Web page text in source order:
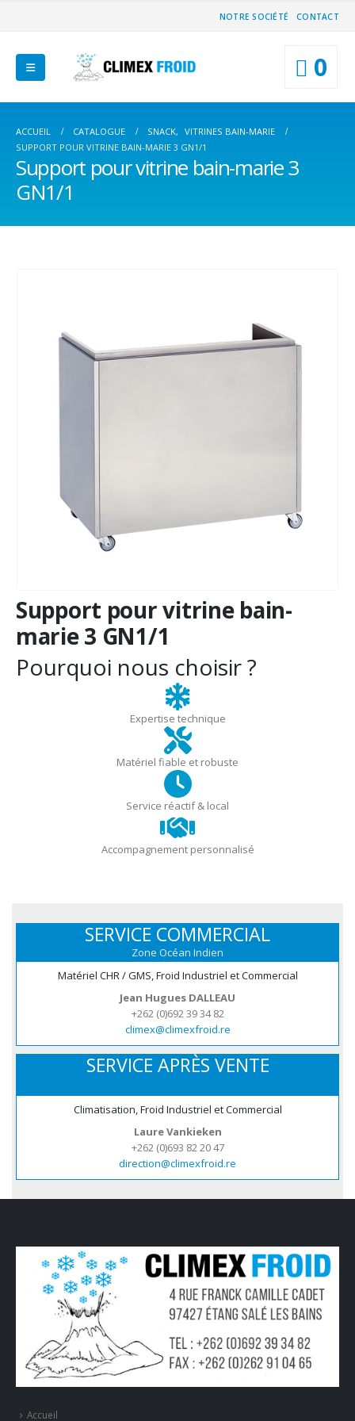
NOTRE SOCIÉTÉ CONTACT
0
ACCUEIL CATALOGUE SNACK, VITRINES BAIN-MARIE
SUPPORT POUR VITRINE BAIN-MARIE 3 GN1/1
Support pour vitrine bain-marie 3
GN1/1
Support pour vitrine bain-
marie 3 GN1/1
Pourquoi nous choisir ?
Expertise technique
Matériel fiable et robuste
Service réactif & local
Accompagnement personnalisé
SERVICE COMMERCIAL
Zone Océan Indien
Matériel CHR / GMS, Froid Industriel et Commercial
Jean Hugues DALLEAU
+262 (0)692 39 34 82
climex@climexfroid.re
SERVICE APRÈS VENTE
Climatisation, Froid Industriel et Commercial
Laure Vankieken
+262 (0)693 82 20 47
direction@climexfroid.re
Accueil